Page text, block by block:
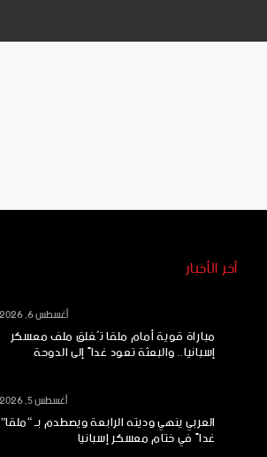
أخر الأخبار
مباراة قوية أمام ملقا تُغلق ملف معسكر
إسبانيا.. والبعثة تعود غداً إلى الدوحة
أغسطس 6, 2026
العربي ينهي وديته الرابعة ويصطدم بـ “ملقا”
غداً في ختام معسكر إسبانيا
أغسطس 5, 2026